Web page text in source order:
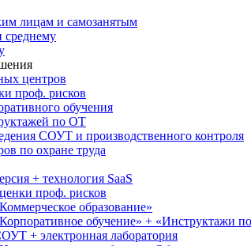
лицам и самозанятым
центров
проф. рисков
обучения
по ОТ
СОУТ и производственного контроля
по охране труда
+ технология SaaS
проф. рисков
образование»
обучение» + «Инструктажи
+ электронная лаборатория